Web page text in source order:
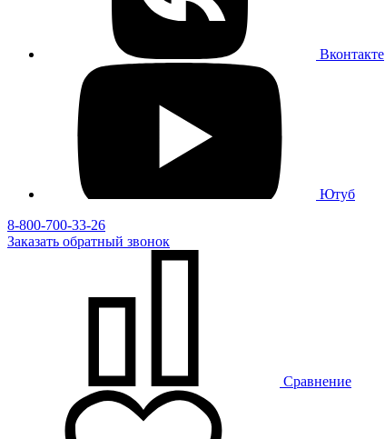
Вконтакте
Ютуб
8-800-700-33-26
Заказать обратный звонок
Сравнение